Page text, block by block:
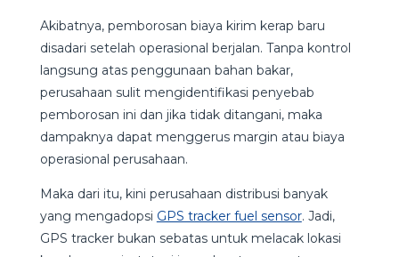
Akibatnya, pemborosan biaya kirim kerap baru
disadari setelah operasional berjalan. Tanpa kontrol
langsung atas penggunaan bahan bakar,
perusahaan sulit mengidentifikasi penyebab
pemborosan ini dan jika tidak ditangani, maka
dampaknya dapat menggerus margin atau biaya
operasional perusahaan.
Maka dari itu, kini perusahaan distribusi banyak
yang mengadopsi GPS tracker fuel sensor. Jadi,
GPS tracker bukan sebatas untuk melacak lokasi